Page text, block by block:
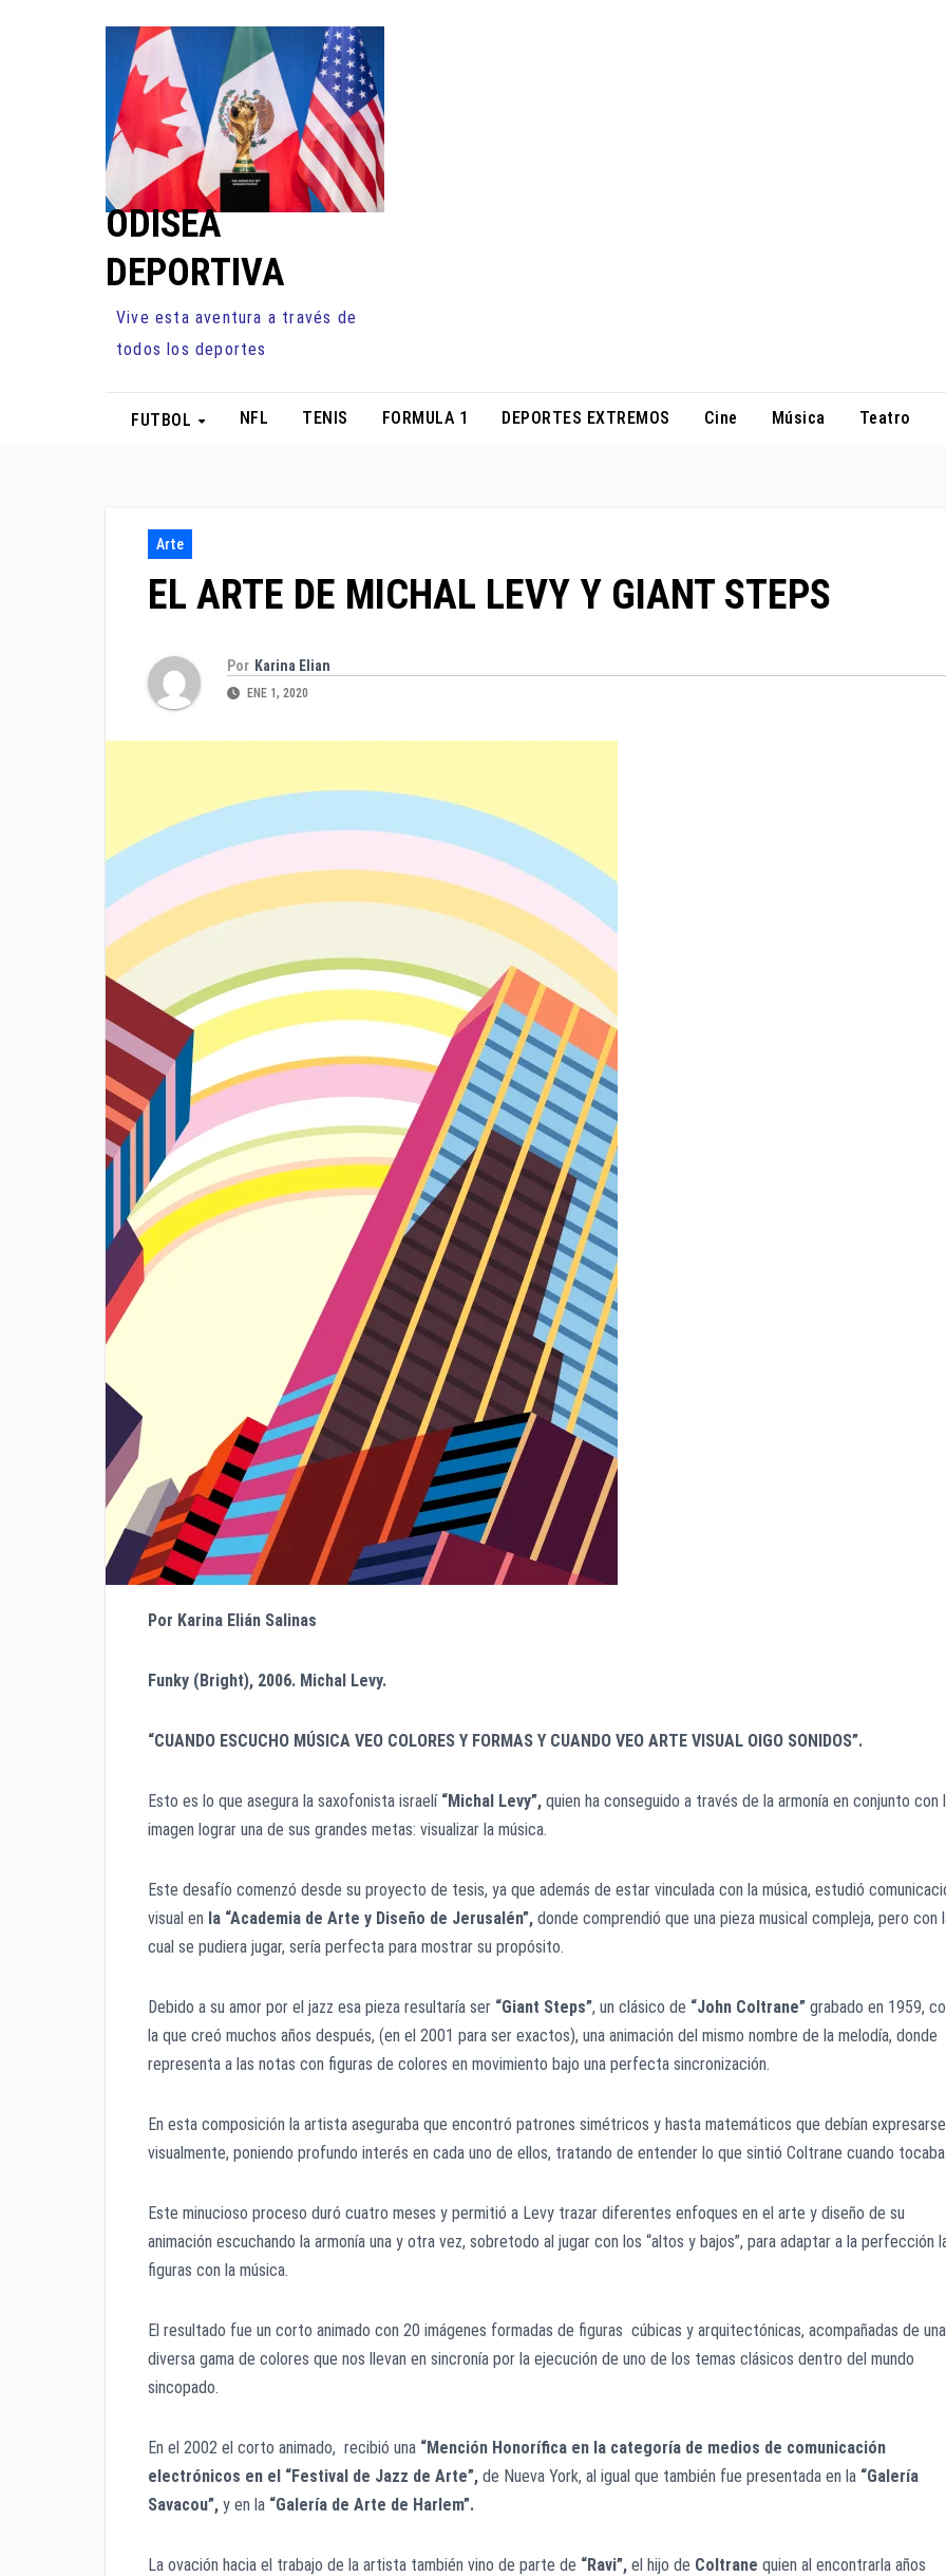
ODISEA
DEPORTIVA
Vive esta aventura a través de
todos los deportes
FUTBOL NFL TENIS FORMULA 1 DEPORTES EXTREMOS Cine Música Teatro
Arte
EL ARTE DE MICHAL LEVY Y GIANT STEPS
Por Karina Elian
ENE 1, 2020
Por Karina Elián Salinas
Funky (Bright), 2006. Michal Levy.
“CUANDO ESCUCHO MÚSICA VEO COLORES Y FORMAS Y CUANDO VEO ARTE VISUAL OIGO SONIDOS”.
Esto es lo que asegura la saxofonista israelí “Michal Levy”, quien ha conseguido a través de la armonía en conjunto con
imagen lograr una de sus grandes metas: visualizar la música.
Este desafío comenzó desde su proyecto de tesis, ya que además de estar vinculada con la música, estudió
visual en la “Academia de Arte y Diseño de Jerusalén”, donde comprendió que una pieza musical compleja, pero con
cual se pudiera jugar, sería perfecta para mostrar su propósito.
Debido a su amor por el jazz esa pieza resultaría ser “Giant Steps”, un clásico de “John Coltrane” grabado en 1959,
la que creó muchos años después, (en el 2001 para ser exactos), una animación del mismo nombre de la melodía, donde
representa a las notas con figuras de colores en movimiento bajo una perfecta sincronización.
En esta composición la artista aseguraba que encontró patrones simétricos y hasta matemáticos que debían expresarse
visualmente, poniendo profundo interés en cada uno de ellos, tratando de entender lo que sintió Coltrane cuando
Este minucioso proceso duró cuatro meses y permitió a Levy trazar diferentes enfoques en el arte y diseño de su
animación escuchando la armonía una y otra vez, sobretodo al jugar con los “altos y bajos”, para adaptar a la perfección
figuras con la música.
El resultado fue un corto animado con 20 imágenes formadas de figuras cúbicas y arquitectónicas, acompañadas de una
diversa gama de colores que nos llevan en sincronía por la ejecución de uno de los temas clásicos dentro del mundo
sincopado.
En el 2002 el corto animado, recibió una “Mención Honorífica en la categoría de medios de comunicación
electrónicos en el “Festival de Jazz de Arte”, de Nueva York, al igual que también fue presentada en la “Galería
Savacou”, y en la “Galería de Arte de Harlem”.
La ovación hacia el trabajo de la artista también vino de parte de “Ravi”, el hijo de Coltrane quien al encontrarla años